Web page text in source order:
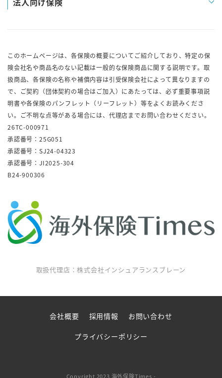
このホームページは、各保険の概要についてご紹介しており、特定の保
険会社名や商品名のない記載は一般的な保険商品に関する説明です。取
扱商品、各保険の名称や補償内容は引受保険会社によって異なりますの
で、ご契約（団体契約の場合はご加入）にあたっては、必ず重要事項説
明書や各保険のパンフレット（リーフレット）等をよくお読みくださ
い。ご不明な点等がある場合には、代理店までお問い合わせください。
26TC-000971
承認番号：25G051
承認番号：SJ24-04323
承認番号：JI2025-304
B24-900306
取扱代理店：株式会社インシュアランスブレーン
会社概要 採用情報 お問い合わせ
プライバシーポリシー
Copyright 2023 海外保険Times -